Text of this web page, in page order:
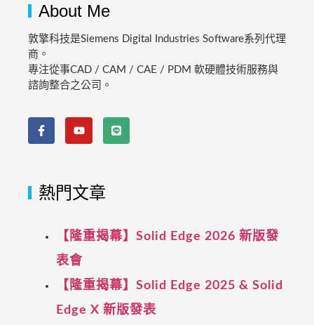
About Me
敦擎科技是Siemens Digital Industries Software系列代理
商。
專注從事CAD / CAM / CAE / PDM 軟硬體技術服務與
諮詢整合之公司。
熱門文章
【隆重揭幕】Solid Edge 2026 新版發
表會
【隆重揭幕】Solid Edge 2025 & Solid
Edge X 新版發表